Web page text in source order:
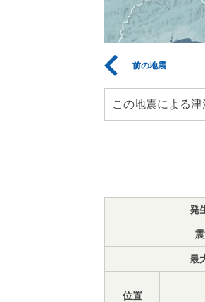
前の地震
この地震による津
発
最
位置